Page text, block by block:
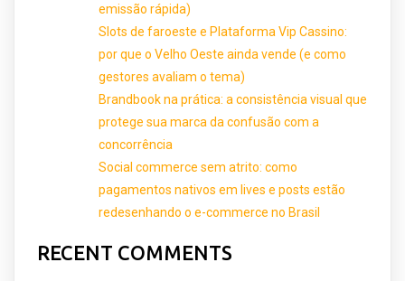
emissão rápida)
Slots de faroeste e Plataforma Vip Cassino:
por que o Velho Oeste ainda vende (e como
gestores avaliam o tema)
Brandbook na prática: a consistência visual que
protege sua marca da confusão com a
concorrência
Social commerce sem atrito: como
pagamentos nativos em lives e posts estão
redesenhando o e-commerce no Brasil
RECENT COMMENTS